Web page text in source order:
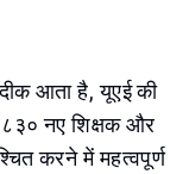
आता है, यूएई की
नए शिक्षक और
करने में महत्वपूर्ण